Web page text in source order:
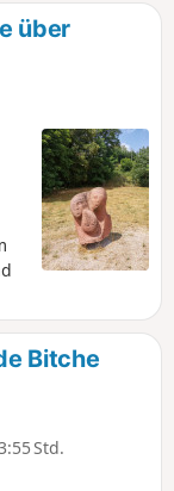
über
Bitche
Std.